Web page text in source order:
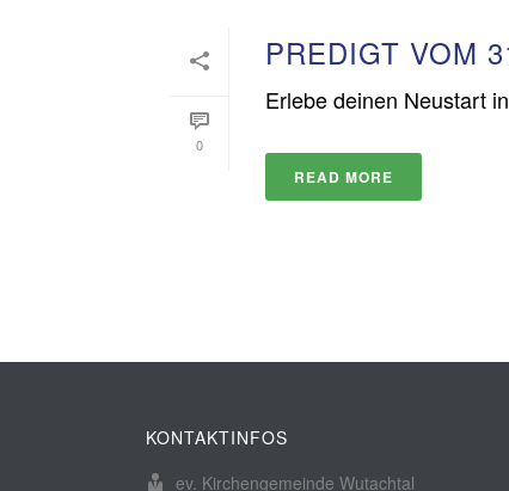
0
PREDIGT VOM
Erlebe deinen Neustart
READ MORE
KONTAKTINFOS
ev. Kirchengemeinde Wutachtal